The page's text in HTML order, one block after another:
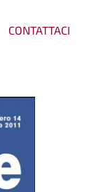
CONTATTACI